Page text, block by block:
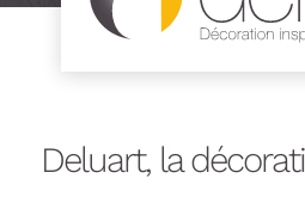
Deluart, la